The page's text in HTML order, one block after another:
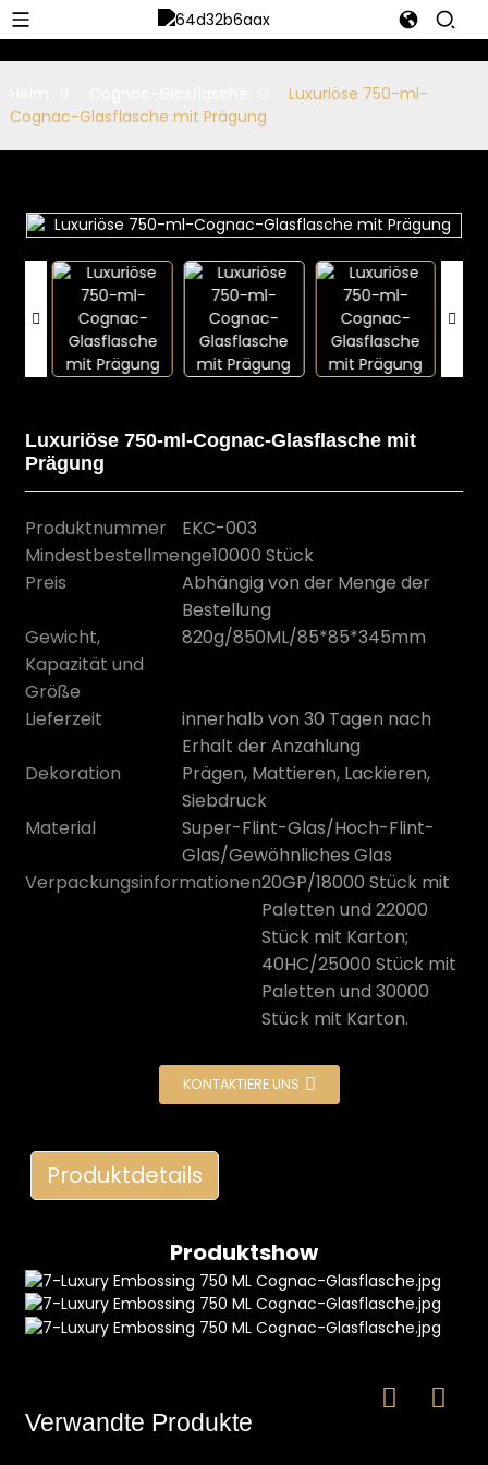
Luxuriöse 750-ml-
Cognac-Glasflasche mit Prägung
Luxuriöse 750-ml-Cognac-Glasflasche mit
Prägung
Produktnummer
EKC-003
Mindestbestellmenge10000 Stück
Preis
Abhängig von der Menge der
Bestellung
Gewicht,
Kapazität und
Größe
820g/850ML/85*85*345mm
Lieferzeit
innerhalb von 30 Tagen nach
Erhalt der Anzahlung
Dekoration
Prägen, Mattieren, Lackieren,
Siebdruck
Material
Super-Flint-Glas/Hoch-Flint-
Glas/Gewöhnliches Glas
Verpackungsinformationen20GP/18000 Stück mit
Paletten und 22000
Stück mit Karton;
40HC/25000 Stück mit
Paletten und 30000
Stück mit Karton.
KONTAKTIERE UNS
Produktdetails
Produktshow
Verwandte Produkte